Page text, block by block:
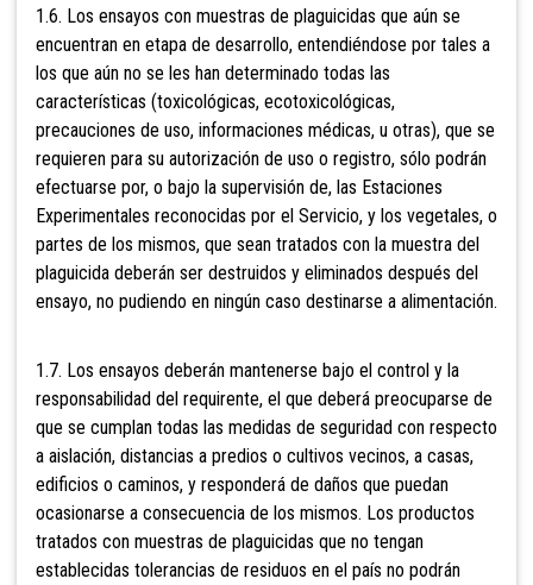
1.6. Los ensayos con muestras de plaguicidas que aún se
encuentran en etapa de desarrollo, entendiéndose por tales a
los que aún no se les han determinado todas las
características (toxicológicas, ecotoxicológicas,
precauciones de uso, informaciones médicas, u otras), que se
requieren para su autorización de uso o registro, sólo podrán
efectuarse por, o bajo la supervisión de, las Estaciones
Experimentales reconocidas por el Servicio, y los vegetales, o
partes de los mismos, que sean tratados con la muestra del
plaguicida deberán ser destruidos y eliminados después del
ensayo, no pudiendo en ningún caso destinarse a alimentación.
1.7. Los ensayos deberán mantenerse bajo el control y la
responsabilidad del requirente, el que deberá preocuparse de
que se cumplan todas las medidas de seguridad con respecto
a aislación, distancias a predios o cultivos vecinos, a casas,
edificios o caminos, y responderá de daños que puedan
ocasionarse a consecuencia de los mismos. Los productos
tratados con muestras de plaguicidas que no tengan
establecidas tolerancias de residuos en el país no podrán